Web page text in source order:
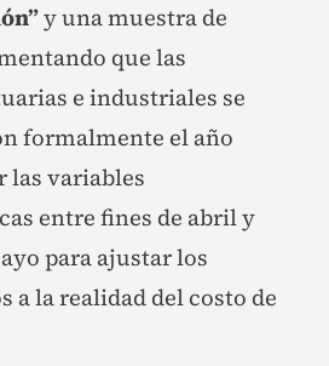
y una muestra de
que las
e industriales se
formalmente el año
las variables
entre fines de abril y
para ajustar los
a la realidad del costo de